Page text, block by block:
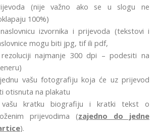
(nije važno ako se u slogu ne
100%)
izvornika i prijevoda (tekstovi i
mogu biti jpg, tif ili pdf,
najmanje 300 dpi – podesiti na
vašu fotografiju koja će uz prijevod
otisnuta na plakatu
kratku biografiju i kratki tekst o
prijevodima (zajedno do jedne
).